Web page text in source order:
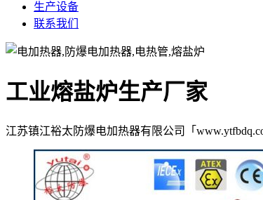
生产设备
联系我们
工业熔盐炉生产厂家
江苏镇江裕太防爆电加热器有限公司「